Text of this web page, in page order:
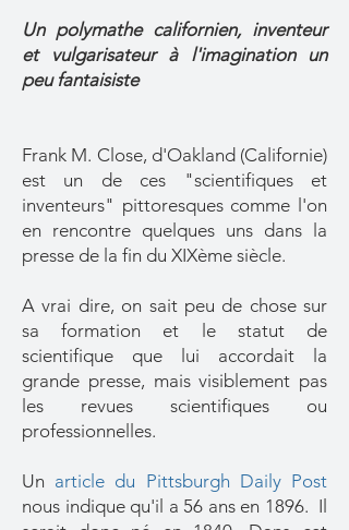
Un polymathe californien, inventeur
et vulgarisateur à l'imagination un
peu fantaisiste
Frank M. Close, d'Oakland (Californie)
est un de ces "scientifiques et
inventeurs" pittoresques comme l'on
en rencontre quelques uns dans la
presse de la fin du XIXème siècle.
A vrai dire, on sait peu de chose sur
sa formation et le statut de
scientifique que lui accordait la
grande presse, mais visiblement pas
les revues scientifiques ou
professionnelles.
Un article du Pittsburgh Daily Post
nous indique qu'il a 56 ans en 1896. Il